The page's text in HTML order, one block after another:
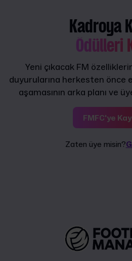
Kadroya
Ödülleri
Yeni çıkacak FM
duyurularına herkesten önce
aşamasının arka planı ve
FMFC'ye
Zaten üye misin?